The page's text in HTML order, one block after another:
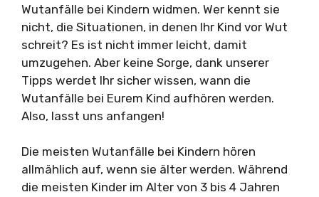
Wutanfälle bei Kindern widmen. Wer kennt sie
nicht, die Situationen, in denen Ihr Kind vor Wut
schreit? Es ist nicht immer leicht, damit
umzugehen. Aber keine Sorge, dank unserer
Tipps werdet Ihr sicher wissen, wann die
Wutanfälle bei Eurem Kind aufhören werden.
Also, lasst uns anfangen!
Die meisten Wutanfälle bei Kindern hören
allmählich auf, wenn sie älter werden. Während
die meisten Kinder im Alter von 3 bis 4 Jahren